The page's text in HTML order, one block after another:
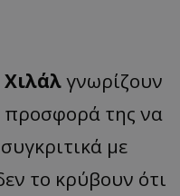
Χιλάλγνωρίζουν
προσφορά της να
με
το κρύβουν ότι